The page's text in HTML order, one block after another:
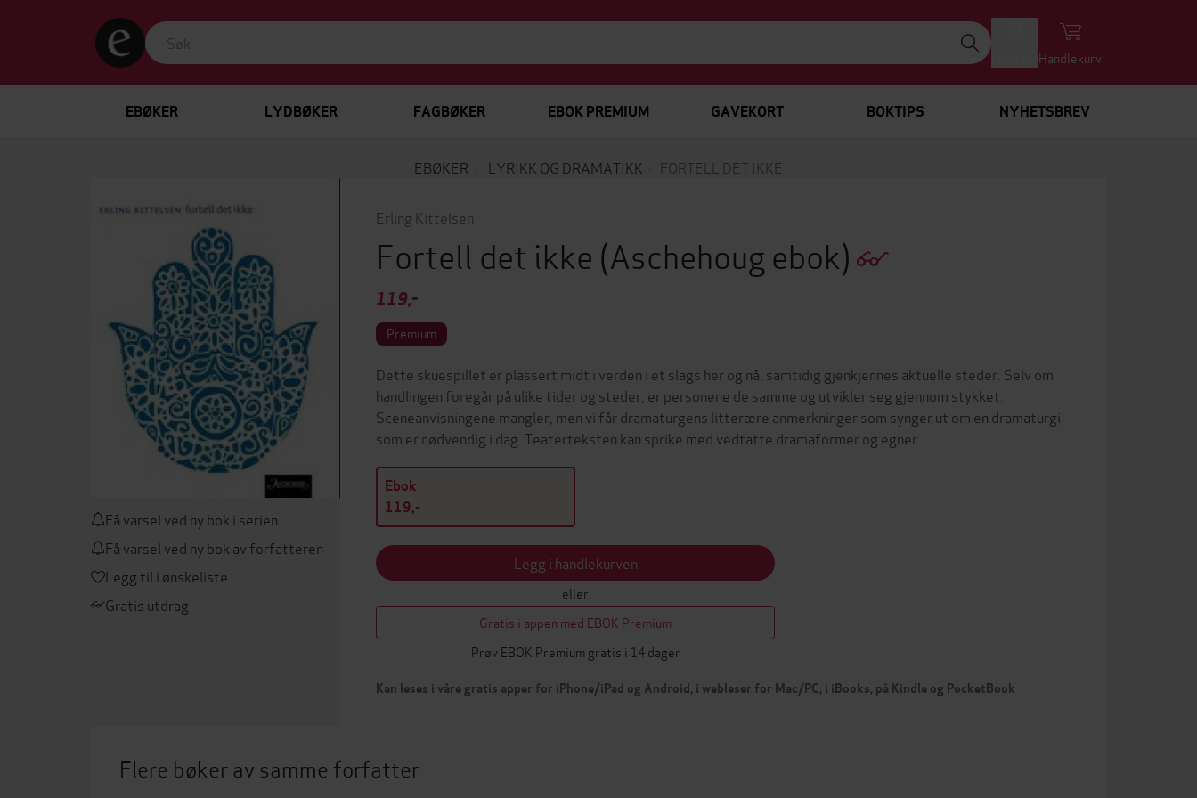
Handlekurv
EBØKER LYDBØKER FAGBØKER EBOK PREMIUM GAVEKORT BOKTIPS NYHETSBREV
EBØKER LYRIKK OG DRAMATIKK FORTELL DET IKKE
Få varsel ved ny bok i serien
Få varsel ved ny bok av forfatteren
Legg til i ønskeliste
Gratis utdrag
Erling Kittelsen
Fortell det ikke (Aschehoug ebok)
119,-
Premium
Dette skuespillet er plassert midt i verden i et slags her og nå, samtidig gjenkjennes aktuelle steder. Selv om
handlingen foregår på ulike tider og steder, er personene de samme og utvikler seg gjennom stykket.
Sceneanvisningene mangler, men vi får dramaturgens litterære anmerkninger som synger ut om en dramaturgi
som er nødvendig i dag. Teaterteksten kan sprike med vedtatte dramaformer og egner…
Ebok
119,-
Legg i handlekurven
eller
Gratis i appen med EBOK Premium
Prøv EBOK Premium gratis i 14 dager
Kan leses i våre gratis apper for iPhone/iPad og Android, i webleser for Mac/PC, i iBooks, på Kindle og PocketBook
Flere bøker av samme forfatter